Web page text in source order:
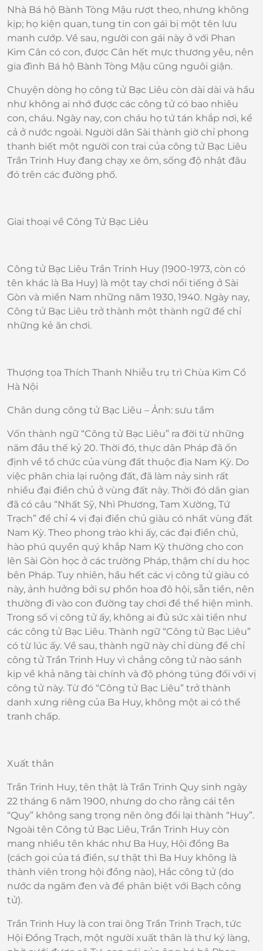
Nhà Bá hộ Bành Tòng Mậu rượt theo, nhưng không
kịp; họ kiện quan, tung tin con gái bị một tên lưu
manh cướp. Về sau, người con gái này ở với Phan
Kim Cân có con, được Cân hết mực thương yêu, nên
gia đình Bá hộ Bành Tòng Mậu cũng nguôi giận.
Chuyện dòng họ công tử Bạc Liêu còn dài dài và hầu
như không ai nhớ được các công tử có bao nhiêu
con, cháu. Ngày nay, con cháu họ tứ tán khắp nơi, kể
cả ở nước ngoài. Người dân Sài thành giờ chỉ phong
thanh biết một người con trai của công tử Bạc Liêu
Trần Trinh Huy đang chạy xe ôm, sống độ nhật đâu
đó trên các đường phố.
Giai thoại về Công Tử Bạc Liêu
Công tử Bạc Liêu Trần Trinh Huy (1900-1973, còn có
tên khác là Ba Huy) là một tay chơi nổi tiếng ở Sài
Gòn và miền Nam những năm 1930, 1940. Ngày nay,
Công tử Bạc Liêu trở thành một thành ngữ để chỉ
những kẻ ăn chơi.
Thượng tọa Thích Thanh Nhiễu trụ trì Chùa Kim Cổ
Hà Nội
Chân dung công tử Bạc Liêu – Ảnh: sưu tầm
Vốn thành ngữ “Công tử Bạc Liêu” ra đời từ những
năm đầu thế kỷ 20. Thời đó, thực dân Pháp đã ổn
định về tổ chức của vùng đất thuộc địa Nam Kỳ. Do
việc phân chia lại ruộng đất, đã làm nảy sinh rất
nhiều đại điền chủ ở vùng đất này. Thời đó dân gian
đã có câu “Nhất Sỹ, Nhì Phương, Tam Xường, Tứ
Trạch” để chỉ 4 vị đại điền chủ giàu có nhất vùng đất
Nam Kỳ. Theo phong trào khi ấy, các đại điền chủ,
hào phú quyền quý khắp Nam Kỳ thường cho con
lên Sài Gòn học ở các trường Pháp, thậm chí du học
bên Pháp. Tuy nhiên, hầu hết các vị công tử giàu có
này, ảnh hưởng bởi sự phồn hoa đô hội, sẵn tiền, nên
thường đi vào con đường tay chơi để thể hiện mình.
Trong số vị công tử ấy, không ai đủ sức xài tiền như
các công tử Bạc Liêu. Thành ngữ “Công tử Bạc Liêu”
có từ lúc ấy. Về sau, thành ngữ này chỉ dùng để chỉ
công tử Trần Trinh Huy vì chẳng công tử nào sánh
kịp về khả năng tài chính và độ phóng túng đối với vị
công tử này. Từ đó “Công tử Bạc Liêu” trở thành
danh xưng riêng của Ba Huy, không một ai có thể
tranh chấp.
Xuất thân
Trần Trinh Huy, tên thật là Trần Trinh Quy sinh ngày
22 tháng 6 năm 1900, nhưng do cho rằng cái tên
“Quy” không sang trọng nên ông đổi lại thành “Huy”.
Ngoài tên Công tử Bạc Liêu, Trần Trinh Huy còn
mang nhiều tên khác như Ba Huy, Hội đồng Ba
(cách gọi của tá điền, sự thật thì Ba Huy không là
thành viên trong hội đồng nào), Hắc công tử (do
nước da ngăm đen và để phân biệt với Bạch công
tử).
Trần Trinh Huy là con trai ông Trần Trinh Trạch, tức
Hội Đồng Trạch, một người xuất thân là thư ký làng,